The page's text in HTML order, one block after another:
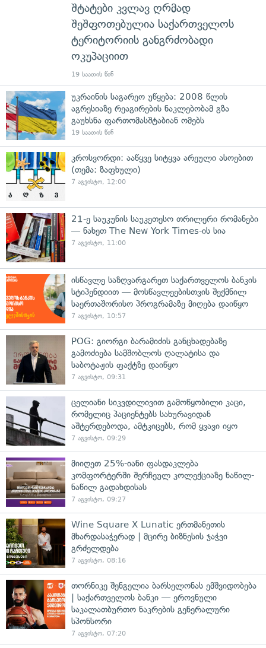
შტატები კვლავ ღრმად
შეშფოთებულია საქართველოს
ტერიტორიის განგრძობადი
ოკუპაციით
19 საათის წინ
უკრაინის საგარეო უწყება: 2008 წლის
აგრესიაზე რეაგირების ნაკლებობამ გზა
გაუხსნა ფართომასშტაბიან ომებს
19 საათის წინ
კროსვორდი: ააწყვე სიტყვა არეული ასოებით
(თემა: ზაფხული)
7 აგვისტო, 12:00
21-ე საუკუნის საუკეთესო თრილერი რომანები
— ნახეთ The New York Times-ის სია
7 აგვისტო, 11:00
ისწავლე საზღვარგარეთ საქართველოს ბანკის
სტიპენდიით — მოსწავლეებისთვის შექმნილ
საერთაშორისო პროგრამაზე მიღება დაიწყო
7 აგვისტო, 10:57
POG: გიორგი ბარამიძის განცხადებაზე
გამოძიება სამშობლოს ღალატისა და
საბოტაჟის ფაქტზე დაიწყო
7 აგვისტო, 09:31
ცელიანი სიკვდილივით გამოწყობილი კაცი,
რომელიც პაციენტებს სახურავიდან
აშტერდებოდა, ამტკიცებს, რომ ყვავი იყო
7 აგვისტო, 09:29
მიიღეთ 25%-იანი ფასდაკლება
კომფორტერში შერჩეულ კოლექციაზე ნაწილ-
ნაწილ გადახდისას
7 აგვისტო, 09:27
Wine Square X Lunatic ერთმანეთის
მხარდასაჭერად | მცირე ბიზნესის ჯაჭვი
გრძელდება
7 აგვისტო, 08:16
თორნიკე შენგელია ბარსელონას ემშვიდობება
| საქართველოს ბანკი — ეროვნული
საკალათბურთო ნაკრების გენერალური
სპონსორი
7 აგვისტო, 07:20